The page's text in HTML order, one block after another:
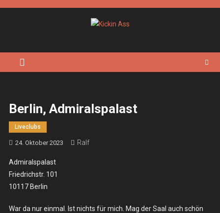
Berlin, Admiralspalast
Liveclubs
24. Oktober 2023 Ralf
Admiralspalast
Friedrichstr. 101
10117 Berlin
War da nur einmal. Ist nichts für mich. Mag der Saal auch schön